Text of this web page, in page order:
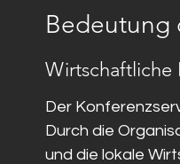
Bedeutung
Wirtschaftliche
Der
Durch die
und die lokale